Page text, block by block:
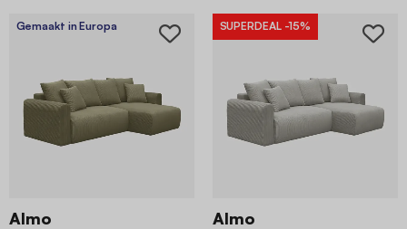
Gemaakt in Europa
Almo
SUPERDEAL -15%
Almo